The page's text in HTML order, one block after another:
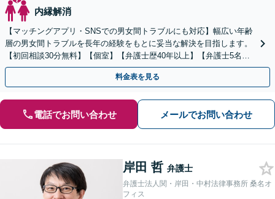
内縁解消
【マッチングアプリ・SNSでの男女間トラブルにも対応】幅広い年齢
層の男女間トラブルを長年の経験をもとに妥当な解決を目指します。
【初回相談30分無料】【個室】【弁護士歴40年以上】【弁護士5名の
共同事務所】
料金表を見る
電話でお問い合わせ メールでお問い合わせ
岸田 哲 弁護士
弁護士法人関・岸田・中村法律事務所 桑名オ
フィス